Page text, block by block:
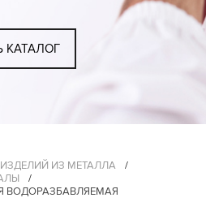
КАТАЛОГ
ИЗ МЕТАЛЛА
/
/
ВОДОРАЗБАВЛЯЕМАЯ